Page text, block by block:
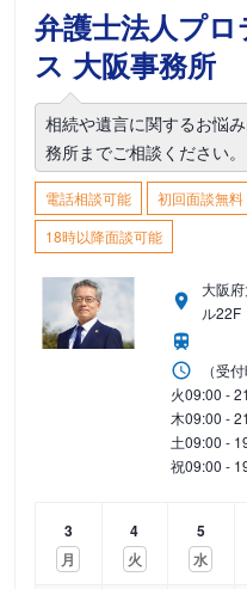
弁護士法人プ
ス 大阪事務所
相続や遺言に関するお悩
務所までご相談ください。
電話相談可能 初回面談無料
18時以降面談可能
大阪
ル22F
（受
火09:00 -
木09:00 -
土09:00 -
祝09:00 -
3
月
4
火
5
水